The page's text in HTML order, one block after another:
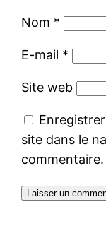
Nom *
E-mail *
Site web
site dans le
commentaire.